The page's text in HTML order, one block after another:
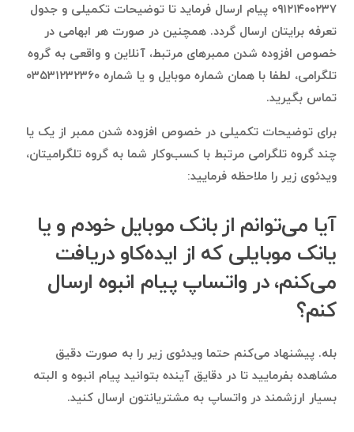
۰۹۱۲۱۴۰۰۲۳۷ پیام ارسال فرماید تا توضیحات تکمیلی و جدول
تعرفه برایتان ارسال گردد. همچنین در صورت هر ابهامی در
خصوص افزوده شدن ممبرهای مرتبط، آنلاین و واقعی به گروه
تلگرامی، لطفا با همان شماره موبایل و یا شماره ۰۳۵۳۱۲۳۲۳۶۰
تماس بگیرید.
برای توضیحات تکمیلی در خصوص افزوده شدن ممبر از یک یا
چند گروه تلگرامی مرتبط با کسب‌وکار شما به گروه تلگرامیتان،
ویدئوی زیر را ملاحظه فرمایید:
آیا می‌توانم از بانک موبایل خودم و یا
یانک موبایلی که از ایده‌کاو دریافت
می‌کنم، در واتساپ پیام انبوه ارسال
کنم؟
بله. پیشنهاد می‌کنم حتما ویدئوی زیر را به صورت دقیق
مشاهده بفرمایید تا در دقایق آینده بتوانید پیام انبوه و البته
بسیار ارزشمند در واتساپ به مشتریانتون ارسال کنید.